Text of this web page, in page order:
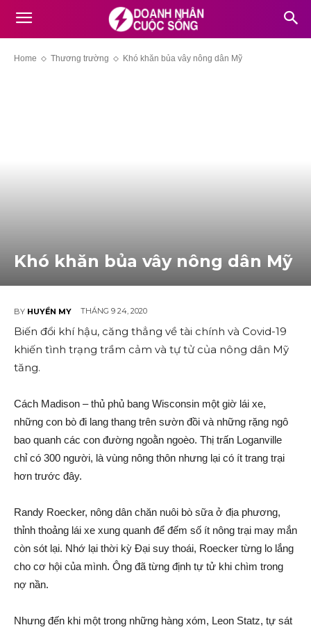
Home Thương trường Khó khăn bủa vây nông dân Mỹ
Khó khăn bủa vây nông dân Mỹ
BY HUYỀN MY THÁNG 9 24, 2020
Biến đổi khí hậu, căng thẳng về tài chính và Covid-19
khiến tình trạng trầm cảm và tự tử của nông dân Mỹ
tăng.
Cách Madison – thủ phủ bang Wisconsin một giờ lái xe,
những con bò đi lang thang trên sườn đồi và những rặng ngô
bao quanh các con đường ngoằn ngoèo. Thị trấn Loganville
chỉ có 300 người, là vùng nông thôn nhưng lại có ít trang trại
hơn trước đây.
Randy Roecker, nông dân chăn nuôi bò sữa ở địa phương,
thỉnh thoảng lái xe xung quanh để đếm số ít nông trại may mắn
còn sót lại. Nhớ lại thời kỳ Đại suy thoái, Roecker từng lo lắng
cho cơ hội của mình. Ông đã từng định tự tử khi chìm trong
nợ nần.
Nhưng đến khi một trong những hàng xóm, Leon Statz, tự sát